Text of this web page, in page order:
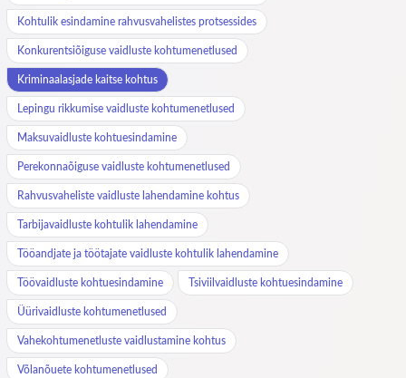
Kohtulik esindamine rahvusvahelistes protsessides
Konkurentsiõiguse vaidluste kohtumenetlused
Kriminaalasjade kaitse kohtus
Lepingu rikkumise vaidluste kohtumenetlused
Maksuvaidluste kohtuesindamine
Perekonnaõiguse vaidluste kohtumenetlused
Rahvusvaheliste vaidluste lahendamine kohtus
Tarbijavaidluste kohtulik lahendamine
Tööandjate ja töötajate vaidluste kohtulik lahendamine
Töövaidluste kohtuesindamine Tsiviilvaidluste kohtuesindamine
Üürivaidluste kohtumenetlused
Vahekohtumenetluste vaidlustamine kohtus
Võlanõuete kohtumenetlused